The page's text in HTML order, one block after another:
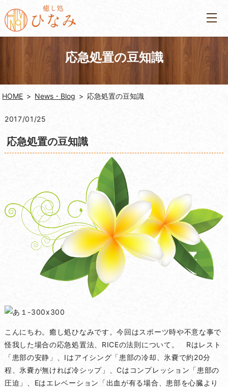
応急処置の豆知識
HOME News・Blog 応急処置の豆知識
2017/01/25
応急処置の豆知識
こんにちわ。癒し処ひなみです。今回はスポーツ時や不意な事で
怪我した場合の応急処置法、RICEの法則について。 Rはレスト
「患部の安静」、Iはアイシング「患部の冷却、氷嚢で約20分
程、氷嚢が無ければ冷シップ」、Cはコンプレッション「患部の
圧迫」、Eはエレベーション「出血が有る場合、患部を心臓より